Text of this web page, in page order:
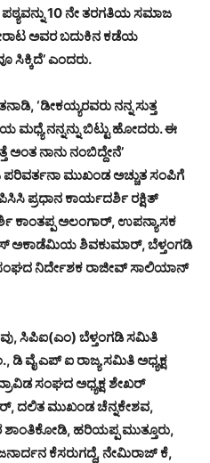
10 ನೇ ತರಗತಿಯ ಸಮಾಜ
ಅವರ ಬದುಕಿನ ಕಡೆಯ
ಸಿಕ್ಕಿದೆ’ ಎಂದರು.
‘ಡೀಕಯ್ಯರವರು ನನ್ನ ಸುತ್ತ
ನನ್ನನ್ನು ಬಿಟ್ಟು ಹೋದರು. ಈ
ಅಂತ ನಾನು ನಂಬಿದ್ದೇನೆ’
ಪರಿವರ್ತನಾ ಮುಖಂಡ ಅಚ್ಚುತ ಸಂಪಿಗೆ
ಪ್ರಧಾನ ಕಾರ್ಯದರ್ಶಿ ರಕ್ಷಿತ್
ಕಾಂತಪ್ಪ ಅಲಂಗಾರ್, ಉಪನ್ಯಾಸಕ
ಅಕಾಡೆಮಿಯ ಶಿವಕುಮಾರ್, ಬೆಳ್ತಂಗಡಿ
ಸಂಘದ ನಿರ್ದೇಶಕ ರಾಜೀವ್ ಸಾಲಿಯಾನ್
ಸಿಪಿಐ(ಎಂ) ಬೆಳ್ತಂಗಡಿ ಸಮಿತಿ
ವೈ ಎಪ್ ಐ ರಾಜ್ಯ ಸಮಿತಿ ಅಧ್ಯಕ್ಷ
ಸಂಘದ ಅಧ್ಯಕ್ಷ ಶೇಖರ್
ದಲಿತ ಮುಖಂಡ ಚೆನ್ನಕೇಶವ,
ಶಾಂತಿಕೋಡಿ, ಹರಿಯಪ್ಪ ಮುತ್ತೂರು,
ಕೆಸರುಗದ್ದೆ, ನೇಮಿರಾಜ್ ಕೆ,